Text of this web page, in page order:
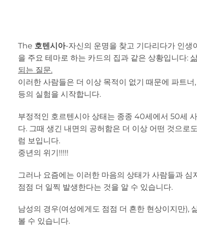
The 호텐시아-자신의 운명을 찾고 기다리다가 인생
을 주요 테마로 하는 카드의 집과 같은 상황입니다:
되는 질문.
이러한 사람들은 더 이상 목적이 없기 때문에 파트너
등의 실험을 시작합니다.
부정적인 호르텐시아 상태는 종종 40세에서 50세
다. 그때 생긴 내면의 공허함은 더 이상 어떤 것으로
럼 보입니다.
중년의 위기!!!!!
그러나 요즘에는 이러한 마음의 상태가 사람들과 심
점점 더 일찍 발생한다는 것을 알 수 있습니다.
남성의 경우(여성에게도 점점 더 흔한 현상이지만),
볼 수 있습니다.